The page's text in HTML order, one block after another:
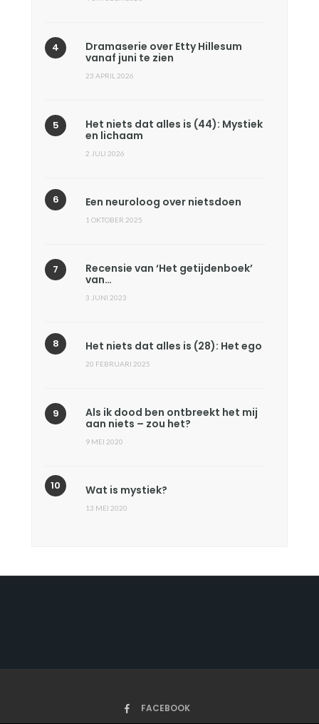
Dramaserie over Etty Hillesum
vanaf juni te zien
23 APRIL 2026
Het niets dat alles is (44): Mystiek
en lichaam
2 JULI 2026
Een neuroloog over nietsdoen
1 OKTOBER 2025
Recensie van ‘Het getijdenboek’
van…
3 JUNI 2023
Het niets dat alles is (28): Het ego
20 FEBRUARI 2025
Als ik dood ben ontbreekt het mij
aan niets – zou het?
9 MEI 2020
Wat is mystiek?
13 MEI 2020
FACEBOOK